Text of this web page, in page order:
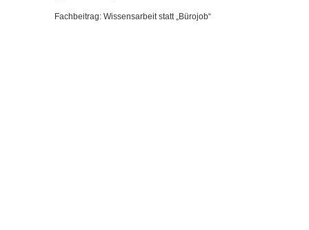
Fachbeitrag: Wissensarbeit statt „Bürojob“